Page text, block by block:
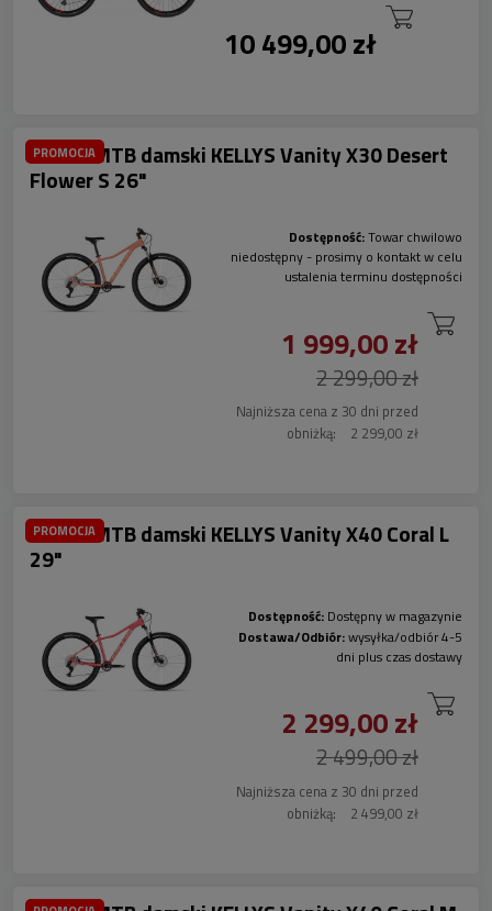
10 499,00 zł
Rower MTB damski KELLYS Vanity X30 Desert
Flower S 26"
Dostępność:Towar chwilowo
niedostępny - prosimy o kontakt w celu
ustalenia terminu dostępności
1 999,00 zł
2 299,00 zł
Najniższa cena z 30 dni przed
obniżką:
2 299,00 zł
PROMOCJA
Rower MTB damski KELLYS Vanity X40 Coral L
29"
Dostępność: Dostępny w magazynie
Dostawa/Odbiór:wysyłka/odbiór 4-5
dni plus czas dostawy
2 299,00 zł
2 499,00 zł
Najniższa cena z 30 dni przed
obniżką:
2 499,00 zł
PROMOCJA